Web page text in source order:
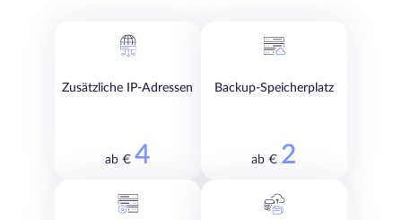
Zusätzliche IP-Adressen
ab €4
Backup-Speicherplatz
ab € 2